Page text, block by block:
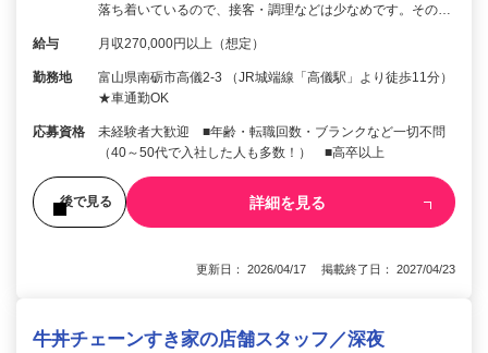
落ち着いているので、接客・調理などは少なめです。その…
給与 月収270,000円以上（想定）
勤務地
富山県南砺市高儀2-3 （JR城端線「高儀駅」より徒歩11分）
★車通勤OK
応募資格
未経験者大歓迎 ■年齢・転職回数・ブランクなど一切不問
（40～50代で入社した人も多数！） ■高卒以上
後で見る 詳細を見る
更新日： 2026/04/17 掲載終了日： 2027/04/23
牛丼チェーンすき家の店舗スタッフ／深夜